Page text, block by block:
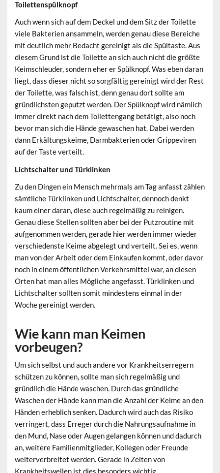
Toilettenspülknopf
Auch wenn sich auf dem Deckel und dem Sitz der Toilette
viele Bakterien ansammeln, werden genau diese Bereiche
mit deutlich mehr Bedacht gereinigt als die Spültaste. Aus
diesem Grund ist die Toilette an sich auch nicht die größte
Keimschleuder, sondern eher er Spülknopf. Was eben daran
liegt, dass dieser nicht so sorgfältig gereinigt wird der Rest
der Toilette, was falsch ist, denn genau dort sollte am
gründlichsten geputzt werden. Der Spülknopf wird nämlich
immer direkt nach dem Toilettengang betätigt, also noch
bevor man sich die Hände gewaschen hat. Dabei werden
dann Erkältungskeime, Darmbakterien oder Grippeviren
auf der Taste verteilt.
Lichtschalter und Türklinken
Zu den Dingen ein Mensch mehrmals am Tag anfasst zählen
sämtliche Türklinken und Lichtschalter, dennoch denkt
kaum einer daran, diese auch regelmäßig zu reinigen.
Genau diese Stellen sollten aber bei der Putzroutine mit
aufgenommen werden, gerade hier werden immer wieder
verschiedenste Keime abgelegt und verteilt. Sei es, wenn
man von der Arbeit oder dem Einkaufen kommt, oder davor
noch in einem öffentlichen Verkehrsmittel war, an diesen
Orten hat man alles Mögliche angefasst. Türklinken und
Lichtschalter sollten somit mindestens einmal in der
Woche gereinigt werden.
Wie kann man Keimen
vorbeugen?
Um sich selbst und auch andere vor Krankheitserregern
schützen zu können, sollte man sich regelmäßig und
gründlich die Hände waschen. Durch das gründliche
Waschen der Hände kann man die Anzahl der Keime an den
Händen erheblich senken. Dadurch wird auch das Risiko
verringert, dass Erreger durch die Nahrungsaufnahme in
den Mund, Nase oder Augen gelangen können und dadurch
an, weitere Familienmitglieder, Kollegen oder Freunde
weiterverbreitet werden. Gerade in Zeiten von
Krankheitswellen ist dies besonders wichtig.